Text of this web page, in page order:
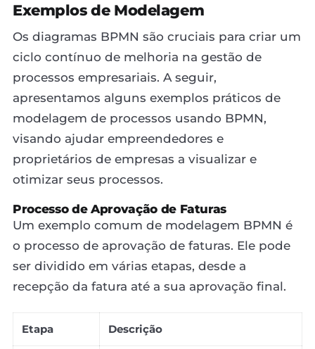
Exemplos de Modelagem
Os diagramas BPMN são cruciais para criar um
ciclo contínuo de melhoria na gestão de
processos empresariais. A seguir,
apresentamos alguns exemplos práticos de
modelagem de processos usando BPMN,
visando ajudar empreendedores e
proprietários de empresas a visualizar e
otimizar seus processos.
Processo de Aprovação de Faturas
Um exemplo comum de modelagem BPMN é
o processo de aprovação de faturas. Ele pode
ser dividido em várias etapas, desde a
recepção da fatura até a sua aprovação final.
Etapa Descrição